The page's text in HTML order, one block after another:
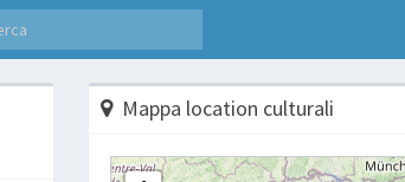
Mappa location culturali